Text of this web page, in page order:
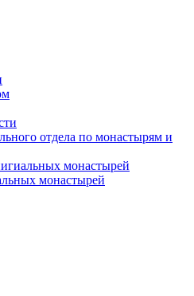
отдела по монастырям и
монастырей
монастырей